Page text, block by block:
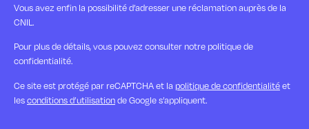
Vous avez enfin la possibilité d’adresser une réclamation auprès de la
CNIL.
Pour plus de détails, vous pouvez consulter notre politique de
confidentialité.
Ce site est protégé par reCAPTCHA et la politique de confidentialitéet
lesconditions d’utilisationde Google s’appliquent.